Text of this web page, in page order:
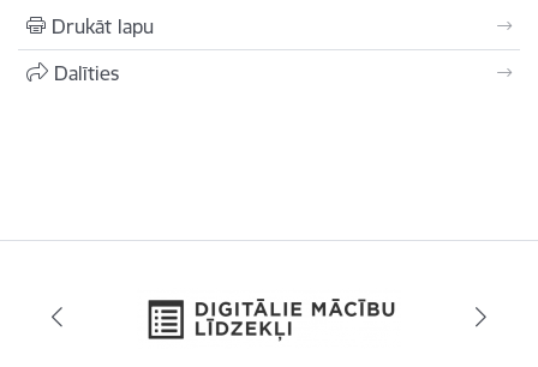
Drukāt lapu
Dalīties